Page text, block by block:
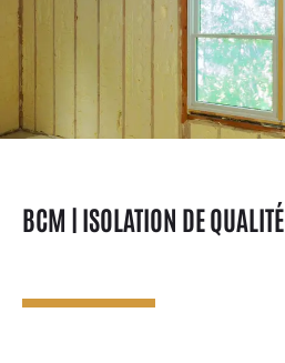
BCM | ISOLATION DE QUALITÉ